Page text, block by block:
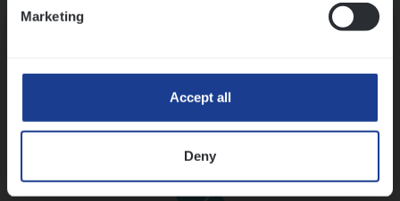
Marketing
Accept all
Deny
Assessment